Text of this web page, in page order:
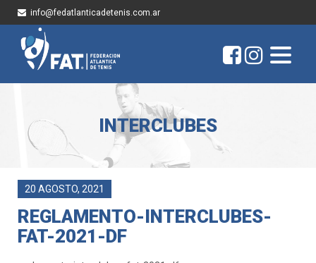
info@fedatlanticadetenis.com.ar
INTERCLUBES
20 AGOSTO, 2021
REGLAMENTO-INTERCLUBES-
FAT-2021-DF